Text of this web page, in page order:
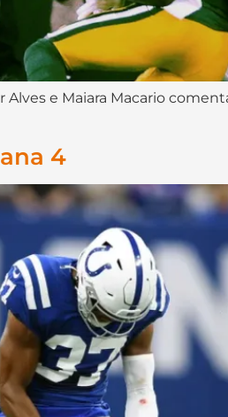
Alves e Maiara Macario
4